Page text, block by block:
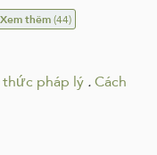
Xem thêm(44)
pháp lý.Cách